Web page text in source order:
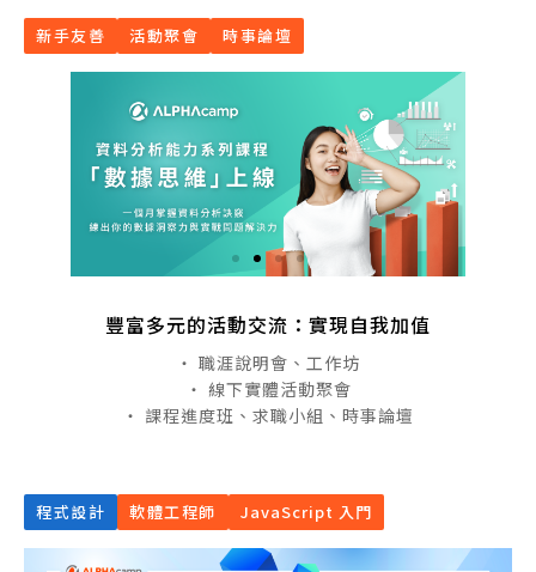
新手友善 活動聚會 時事論壇
豐富多元的活動交流：實現自我加值
・ 職涯說明會、工作坊
・ 線下實體活動聚會
・ 課程進度班、求職小組、時事論壇
程式設計 軟體工程師 JavaScript 入門